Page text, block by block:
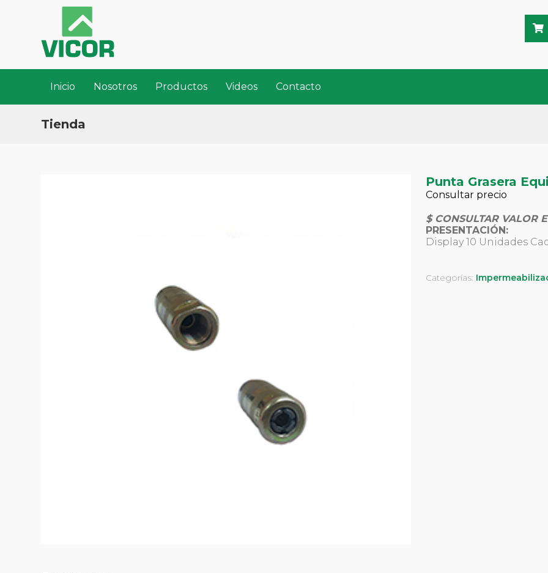
Inicio Nosotros Productos Videos Contacto
Tienda
Punta Grasera
Consultar precio
$ CONSULTAR VALOR
PRESENTACIÓN:
Display 10 Unidades
Categorías: